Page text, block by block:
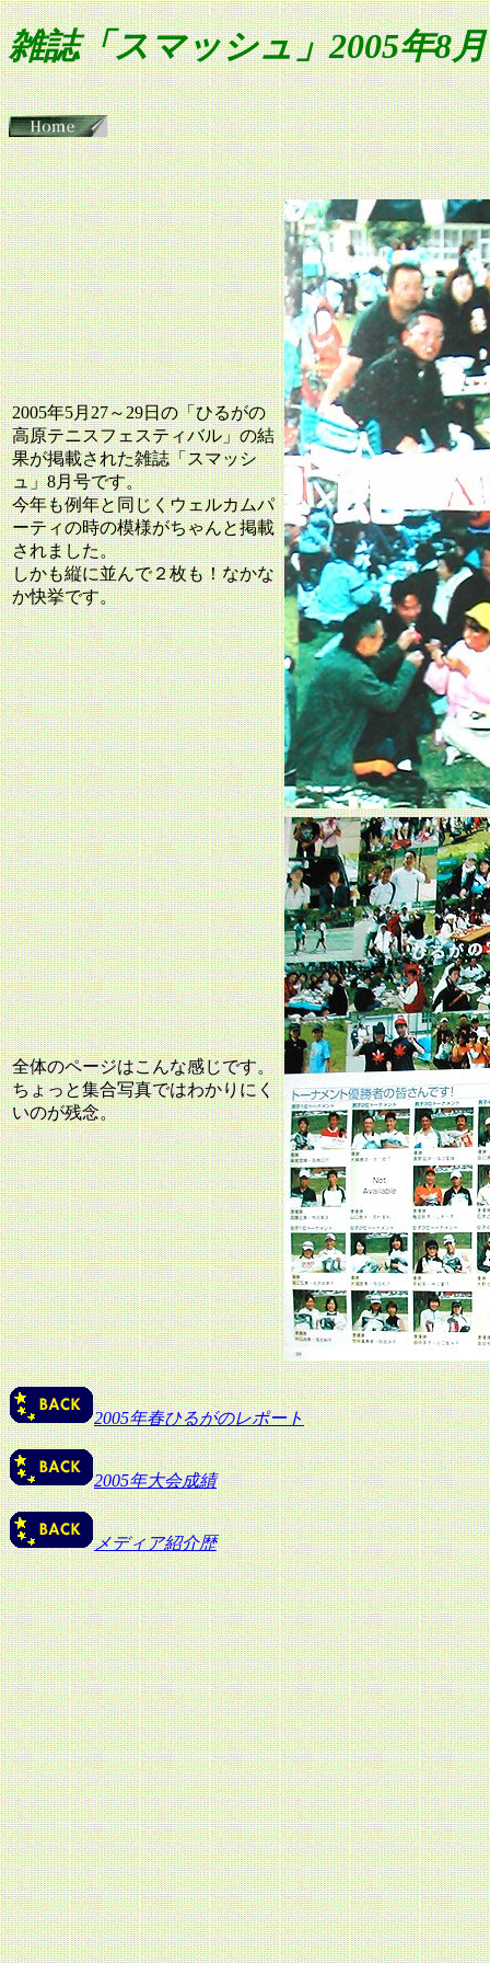
雑誌「スマッシュ」2005年8
2005年5月27～29日の「ひるがの
高原テニスフェスティバル」の結
果が掲載された雑誌「スマッシ
ュ」8月号です。
今年も例年と同じくウェルカムパ
ーティの時の模様がちゃんと掲載
されました。
しかも縦に並んで２枚も！なかな
か快挙です。
全体のページはこんな感じです。
ちょっと集合写真ではわかりにく
いのが残念。
2005年春ひるがのレポート
2005年大会成績
メディア紹介歴